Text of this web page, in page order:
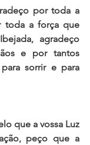
por toda a
toda a força que
agradeço
e por tantos
sorrir e para
que a vossa Luz
peço que a